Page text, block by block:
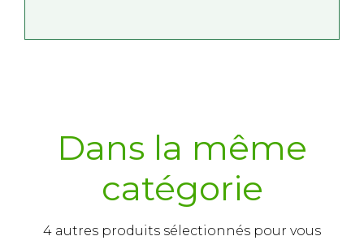
Dans la même
catégorie
4 autres produits sélectionnés pour vous